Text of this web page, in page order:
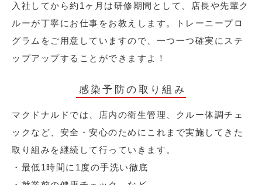
入社してから約1ヶ月は研修期間として、店長や先輩ク
ルーが丁寧にお仕事をお教えします。トレーニープロ
グラムをご用意していますので、一つ一つ確実にステ
ップアップすることができますよ！
感染予防の取り組み
マクドナルドでは、店内の衛生管理、クルー体調チェ
ックなど、安全・安心のためにこれまで実施してきた
取り組みを継続して行っていきます。
・最低1時間に1度の手洗い徹底